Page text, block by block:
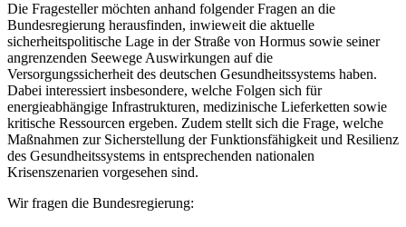
Die Fragesteller möchten anhand folgender Fragen an die
Bundesregierung herausfinden, inwieweit die aktuelle
sicherheitspolitische Lage in der Straße von Hormus sowie seiner
angrenzenden Seewege Auswirkungen auf die
Versorgungssicherheit des deutschen Gesundheitssystems haben.
Dabei interessiert insbesondere, welche Folgen sich für
energieabhängige Infrastrukturen, medizinische Lieferketten sowie
kritische Ressourcen ergeben. Zudem stellt sich die Frage, welche
Maßnahmen zur Sicherstellung der Funktionsfähigkeit und Resilienz
des Gesundheitssystems in entsprechenden nationalen
Krisenszenarien vorgesehen sind.
Wir fragen die Bundesregierung: